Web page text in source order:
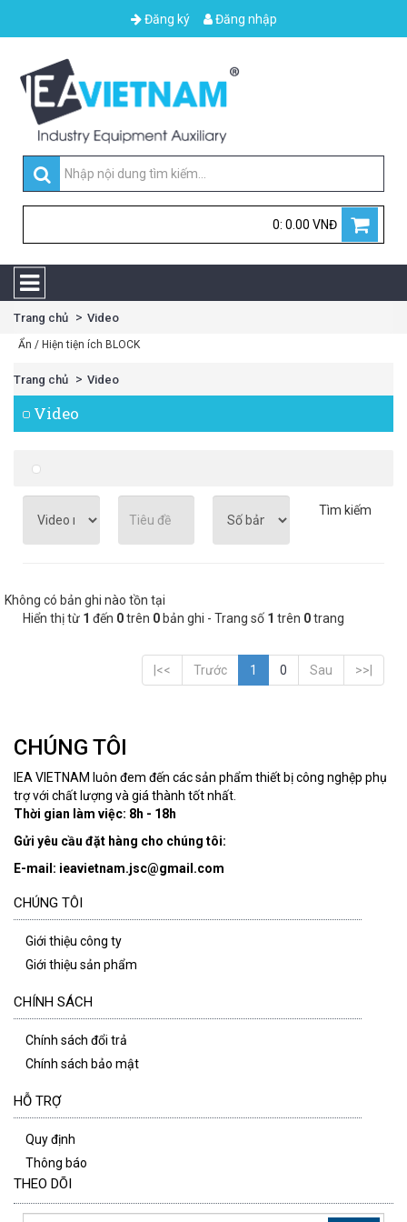
Đăng ký Đăng nhập
0: 0.00 VNĐ
Trang chủ Video
Ẩn / Hiện tiện ích BLOCK
Trang chủ Video
Video
Tìm kiếm
Không có bản ghi nào tồn tại
Hiển thị từ 1 đến 0trên 0bản ghi - Trang số 1 trên 0trang
|<< Trước 1 0 Sau >>|
CHÚNG TÔI
IEA VIETNAM luôn đem đến các sản phẩm thiết bị công nghệp phụ
trợ với chất lượng và giá thành tốt nhất.
Thời gian làm việc: 8h - 18h
Gửi yêu cầu đặt hàng cho chúng tôi:
E-mail: ieavietnam.jsc@gmail.com
CHÚNG TÔI
Giới thiệu công ty
Giới thiệu sản phẩm
CHÍNH SÁCH
Chính sách đổi trả
Chính sách bảo mật
HỖ TRỢ
Quy định
Thông báo
THEO DÕI